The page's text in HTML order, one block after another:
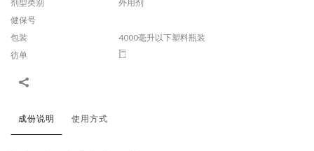
剂型类别
外用剂
健保号
包装
4000毫升以下塑料瓶装
彷单
成份说明 使用方式